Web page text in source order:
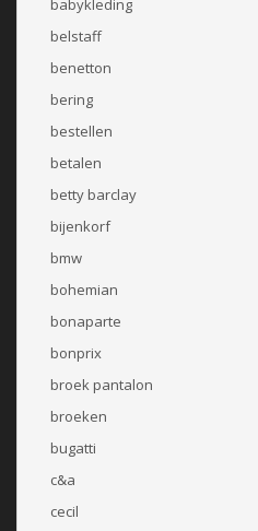
belstaff
benetton
bering
bestellen
betalen
betty barclay
bijenkorf
bmw
bohemian
bonaparte
bonprix
broek pantalon
broeken
bugatti
c&a
cecil